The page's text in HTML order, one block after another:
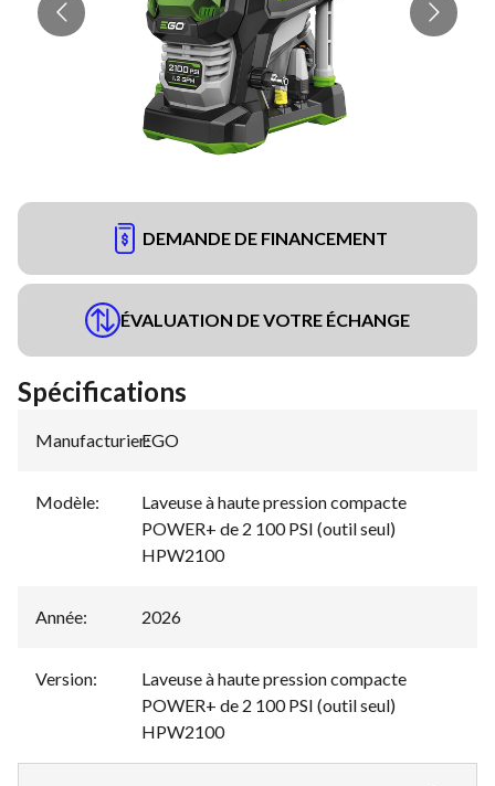
DEMANDE DE FINANCEMENT
ÉVALUATION DE VOTRE ÉCHANGE
Spécifications
Manufacturier:
EGO
Modèle:
Laveuse à haute pression compacte
POWER+ de 2 100 PSI (outil seul)
HPW2100
Année: 2026
Version:
Laveuse à haute pression compacte
POWER+ de 2 100 PSI (outil seul)
HPW2100